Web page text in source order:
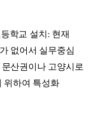
학교 설치: 현재
없어서 실무중심
산권이나 고양시로
위하여 특성화